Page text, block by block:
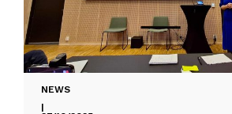
NEWS
|